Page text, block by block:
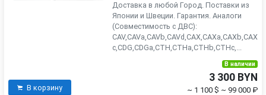
Доставка в любой Город. Поставки из
Японии и Швеции. Гарантия. Аналоги
(Совместимость с ДВС):
CAV,CAVa,CAVb,CAVd,CAX,CAXa,CAXb,CAX
c,CDG,CDGa,CTH,CTHa,CTHb,CTHc,...
В корзину
В наличии
3 300 BYN
~ 1 100 $ ~ 99 000 ₽